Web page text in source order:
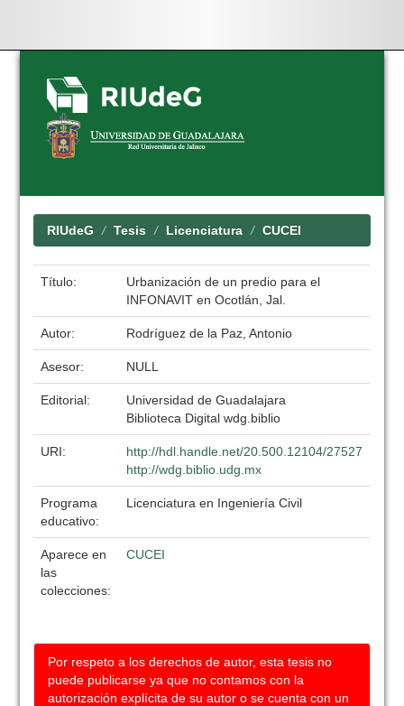
Skip
navigation
RIUdeG Tesis Licenciatura CUCEI
Título:
Urbanización de un predio para el
INFONAVIT en Ocotlán, Jal.
Autor: Rodríguez de la Paz, Antonio
Asesor: NULL
Editorial:
Universidad de Guadalajara
Biblioteca Digital wdg.biblio
URI:
http://hdl.handle.net/20.500.12104/27527
http://wdg.biblio.udg.mx
Programa
educativo:
Licenciatura en Ingeniería Civil
Aparece en
las
colecciones:
CUCEI
Por respeto a los derechos de autor, esta tesis no
puede publicarse ya que no contamos con la
autorización explícita de su autor o se cuenta con un